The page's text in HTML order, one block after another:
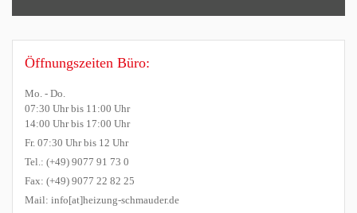
Öffnungszeiten Büro:
Mo. - Do.
07:30 Uhr bis 11:00 Uhr
14:00 Uhr bis 17:00 Uhr
Fr. 07:30 Uhr bis 12 Uhr
Tel.: (+49) 9077 91 73 0
Fax: (+49) 9077 22 82 25
Mail: info[at]heizung-schmauder.de